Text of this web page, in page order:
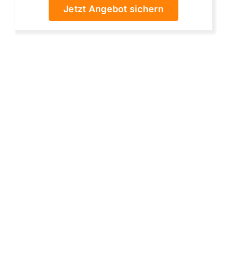
Jetzt Angebot sichern